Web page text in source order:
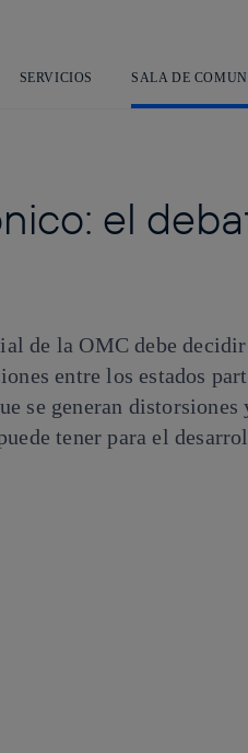
SERVICIOS SALA DE
el
de la OMC debe
entre los estados
se generan
tener para el